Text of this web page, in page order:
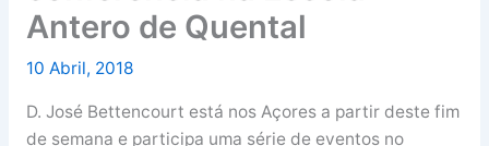
Antero de Quental
10 Abril, 2018
D. José Bettencourt está nos Açores a partir deste fim
de semana e participa uma série de eventos no